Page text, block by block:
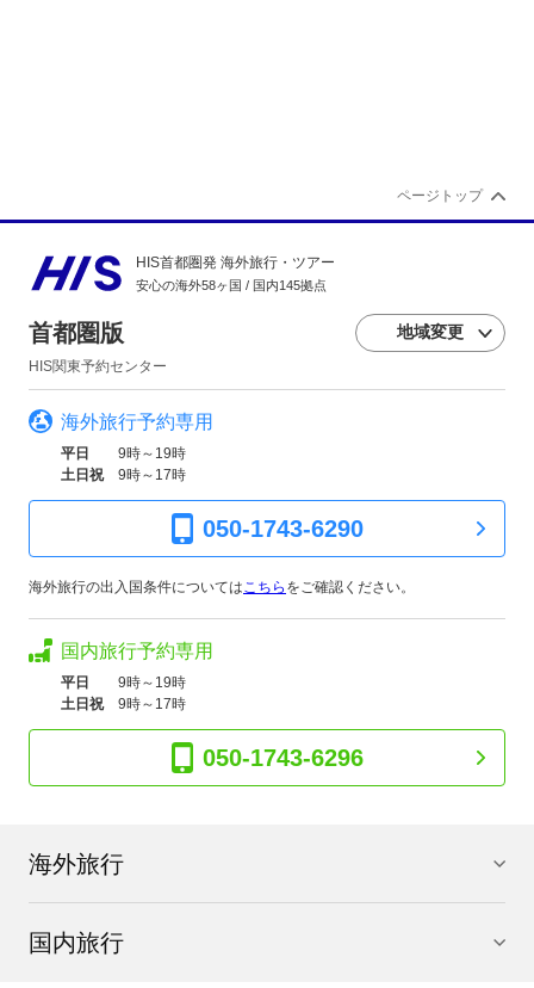
HIS首都圏発 海外旅行・ツアー
安心の海外58ヶ国 / 国内145拠点
首都圏版 地域変更
HIS関東予約センター
海外旅行予約専用
平日
9時～19時
土日祝
9時～17時
050-1743-6290
海外旅行の出入国条件については こちら をご確認ください。
国内旅行予約専用
平日
9時～19時
土日祝
9時～17時
050-1743-6296
海外旅行
国内旅行
ページトップ